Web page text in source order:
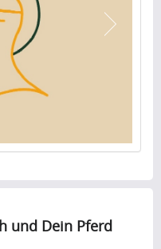
und Dein Pferd